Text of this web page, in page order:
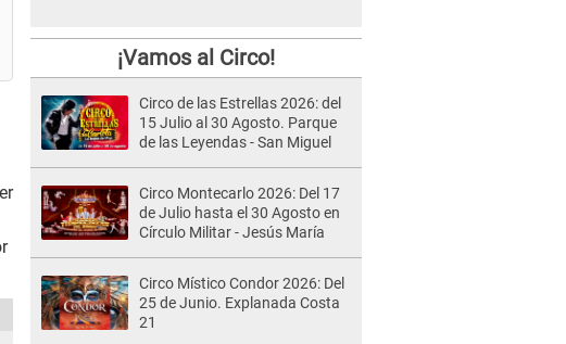
¡Vamos al Circo!
Circo de las Estrellas 2026: del
15 Julio al 30 Agosto. Parque
de las Leyendas - San Miguel
Circo Montecarlo 2026: Del 17
de Julio hasta el 30 Agosto en
Círculo Militar - Jesús María
Circo Místico Condor 2026: Del
25 de Junio. Explanada Costa
21